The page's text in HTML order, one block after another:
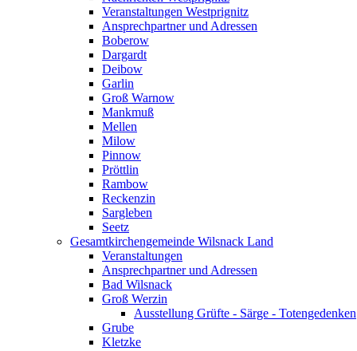
Veranstaltungen Westprignitz
Ansprechpartner und Adressen
Boberow
Dargardt
Deibow
Garlin
Groß Warnow
Mankmuß
Mellen
Milow
Pinnow
Pröttlin
Rambow
Reckenzin
Sargleben
Seetz
Gesamtkirchengemeinde Wilsnack Land
Veranstaltungen
Ansprechpartner und Adressen
Bad Wilsnack
Groß Werzin
Ausstellung Grüfte - Särge - Totengedenken
Grube
Kletzke